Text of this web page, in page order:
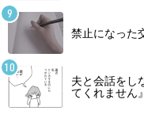
足袋（二
禁止になった
夫と会話をし
てくれません